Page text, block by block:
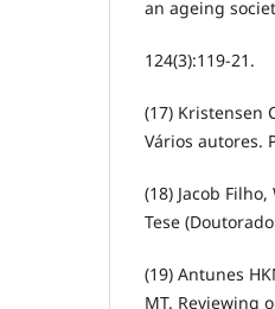
an ageing
124(3):119-21.
(17) Kristensen
Vários autores.
(18) Jacob
Tese
(19) Antunes
MT. Reviewing